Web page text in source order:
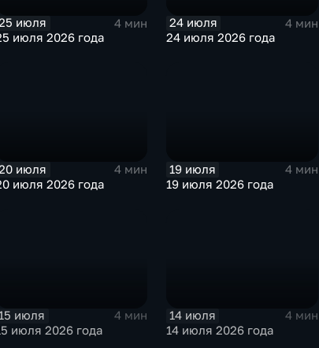
июля
4 мин
июля 2026 года
24 июля
4 мин
24 июля 2026 года
июля
4 мин
июля 2026 года
19 июля
4 мин
19 июля 2026 года
15 июля
4 мин
июля 2026 года
14 июля
4 мин
14 июля 2026 года